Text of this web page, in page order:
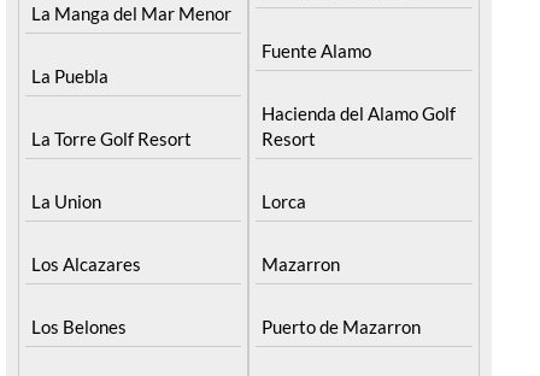
La Manga del Mar Menor
La Puebla
La Torre Golf Resort
La Union
Los Alcazares
Los Belones
Fuente Alamo
Hacienda del Alamo Golf
Resort
Lorca
Mazarron
Puerto de Mazarron